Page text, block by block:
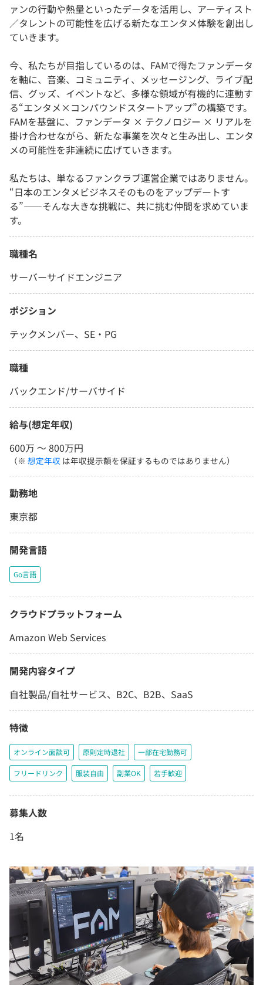
ァンの行動や熱量といったデータを活用し、アーティスト
／タレントの可能性を広げる新たなエンタメ体験を創出し
ていきます。
今、私たちが目指しているのは、FAMで得たファンデータ
を軸に、音楽、コミュニティ、メッセージング、ライブ配
信、グッズ、イベントなど、多様な領域が有機的に連動す
る“エンタメ×コンパウンドスタートアップ”の構築です。
FAMを基盤に、ファンデータ × テクノロジー × リアルを
掛け合わせながら、新たな事業を次々と生み出し、エンタ
メの可能性を非連続に広げていきます。
私たちは、単なるファンクラブ運営企業ではありません。
“日本のエンタメビジネスそのものをアップデートす
る”――そんな大きな挑戦に、共に挑む仲間を求めていま
す。
職種名
サーバーサイドエンジニア
ポジション
テックメンバー、SE・PG
職種
バックエンド/サーバサイド
給与(想定年収)
600万 〜 800万円
（※ 想定年収 は年収提示額を保証するものではありません）
勤務地
東京都
開発言語
Go言語
クラウドプラットフォーム
Amazon Web Services
開発内容タイプ
自社製品/自社サービス、B2C、B2B、SaaS
特徴
オンライン面談可 原則定時退社 一部在宅勤務可
フリードリンク 服装自由 副業OK 若手歓迎
募集人数
1名